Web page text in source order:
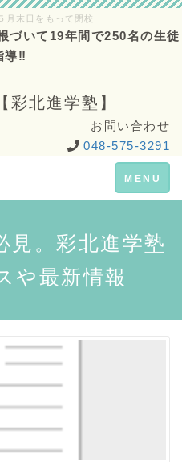
月末日をもって閉校
づいて19年間で250名の生徒
導‼
彩北進学塾】
お問い合わせ
048-575-3291
Toggle
navigation
MENU
見。彩北進学塾
や最新情報